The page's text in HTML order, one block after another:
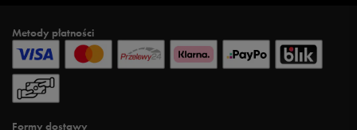
Metody płatności
Formy dostawy